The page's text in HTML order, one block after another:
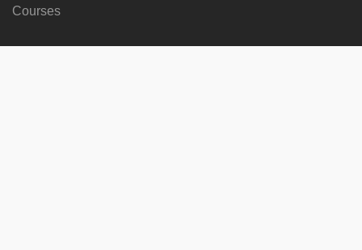
Courses